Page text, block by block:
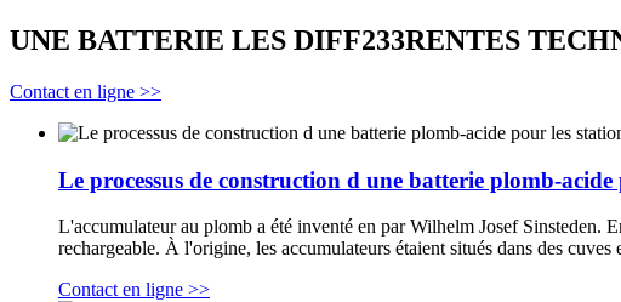
UNE BATTERIE LES DIFF233RENTES
Contact en ligne >>
Le processus de construction d une batterie plomb-
L'accumulateur au plomb a été inventé en par Wilhelm Josef Sinsteden.
rechargeable. À l'origine, les accumulateurs étaient situés dans des
Contact en ligne >>